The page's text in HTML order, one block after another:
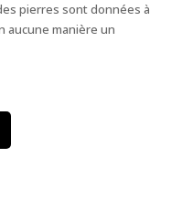
pierres sont données à
aucune manière un